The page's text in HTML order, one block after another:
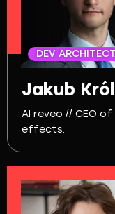
DEV
Jakub Król
AI reveo // CEO
effects.